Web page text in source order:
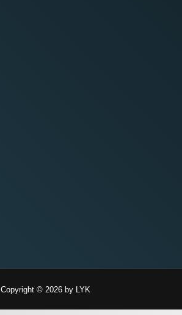
Copyright © 2026 by LYK